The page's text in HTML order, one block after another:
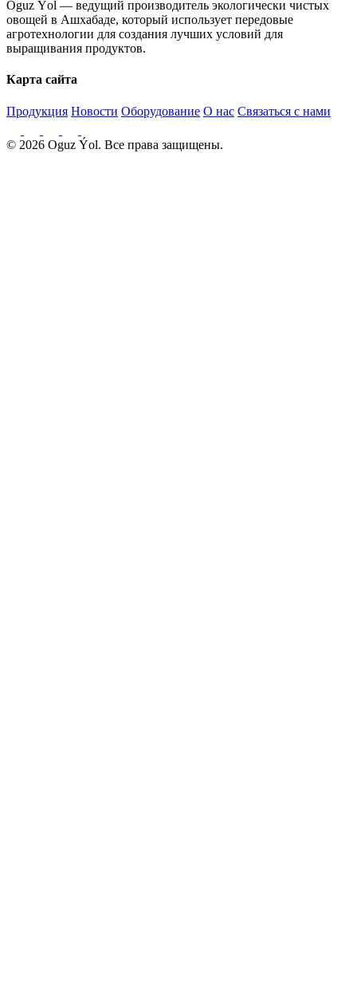
Oguz Ýol — ведущий производитель экологически чистых
овощей в Ашхабаде, который использует передовые
агротехнологии для создания лучших условий для
выращивания продуктов.
Карта сайта
Продукция Новости Оборудование О нас Связаться с нами
© 2026 Oguz Ýol. Все права защищены.